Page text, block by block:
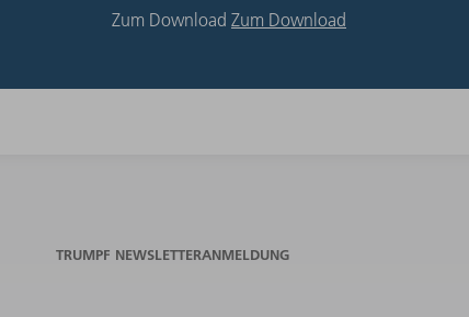
Zum Download Zum Download
TRUMPF NEWSLETTERANMELDUNG